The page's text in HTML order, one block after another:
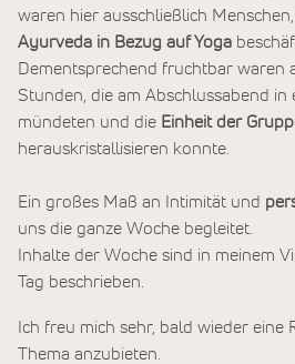
waren hier ausschließlich
Ayurveda in Bezug auf Yoga
Dementsprechend fruchtbar waren
Stunden, die am Abschlussabend in
mündeten und die Einheit der
herauskristallisieren konnte.
Ein großes Maß an Intimität und
uns die ganze Woche begleitet.
Inhalte der Woche sind in meinem
Tag beschrieben.
Ich freu mich sehr, bald wieder eine
Thema anzubieten.